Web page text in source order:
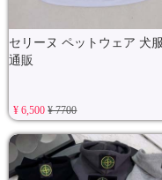
セリーヌ ペットウェア 犬
通販
¥ 6,500¥ 7700